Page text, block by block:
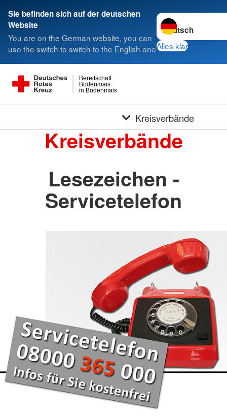
Sie befinden sich auf der deutschen
Website
You are on the German website, you can
use the switch to switch to the English one
Sprache wechseln
Alles klar
in Bodenmais
Bodenmais
Bereitschaft
Kreisverbände
Kreisverbände
Lesezeichen -
Servicetelefon